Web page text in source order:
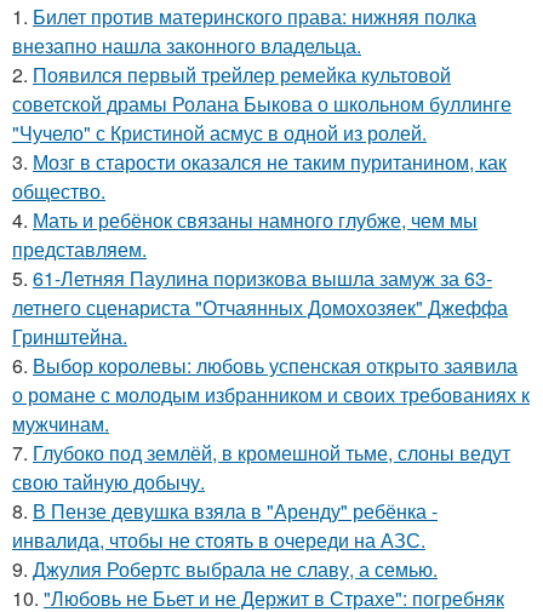
1. Билет против материнского права: нижняя полка
внезапно нашла законного владельца.
2. Появился первый трейлер ремейка культовой
советской драмы Ролана Быкова о школьном буллинге
"Чучело" с Кристиной асмус в одной из ролей.
3. Мозг в старости оказался не таким пуританином, как
общество.
4. Мать и ребёнок связаны намного глубже, чем мы
представляем.
5. 61-Летняя Паулина поризкова вышла замуж за 63-
летнего сценариста "Отчаянных Домохозяек" Джеффа
Гринштейна.
6. Выбор королевы: любовь успенская открыто заявила
о романе с молодым избранником и своих требованиях к
мужчинам.
7. Глубоко под землёй, в кромешной тьме, слоны ведут
свою тайную добычу.
8. В Пензе девушка взяла в "Аренду" ребёнка -
инвалида, чтобы не стоять в очереди на АЗС.
9. Джулия Робертс выбрала не славу, а семью.
10. "Любовь не Бьет и не Держит в Страхе": погребняк